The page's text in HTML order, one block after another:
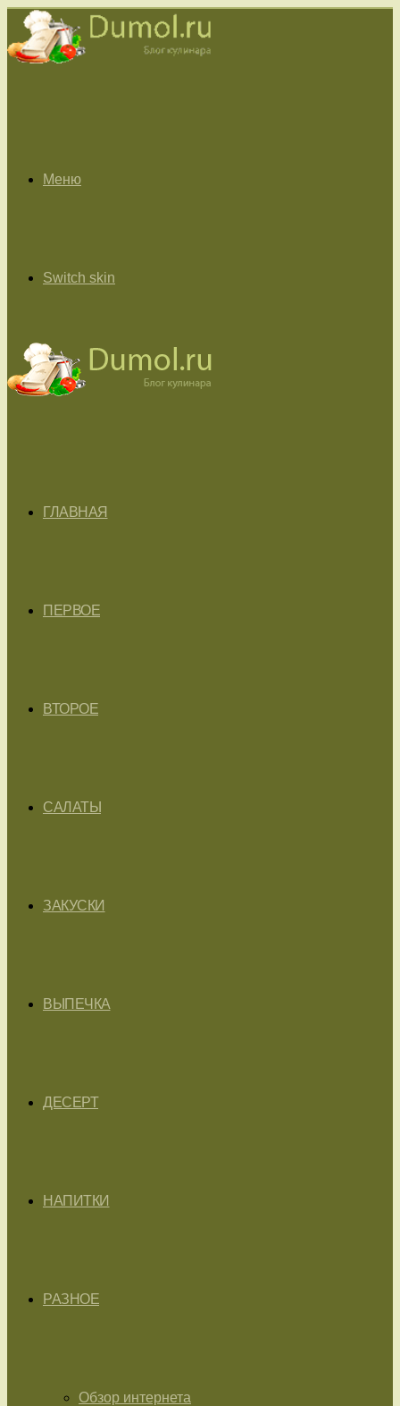
Меню
Switch skin
ГЛАВНАЯ
ПЕРВОЕ
ВТОРОЕ
САЛАТЫ
ЗАКУСКИ
ВЫПЕЧКА
ДЕСЕРТ
НАПИТКИ
РАЗНОЕ
Обзор интернета